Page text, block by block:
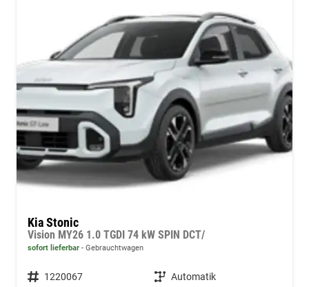
Kia Stonic
Vision MY26 1.0 TGDI 74 kW SPIN DCT/
sofort lieferbar Gebrauchtwagen
Fahrzeugnummer 1220067 Getriebe Automatik